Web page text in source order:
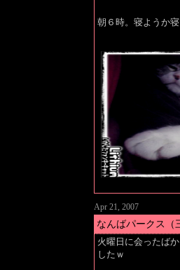
朝６時。寝ようか
Apr 21, 2007
なんばパークス（
火曜日に会ったば
したｗ